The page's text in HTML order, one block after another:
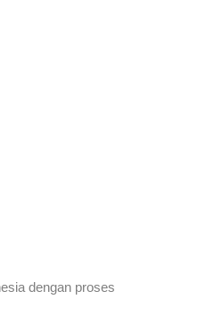
dengan proses